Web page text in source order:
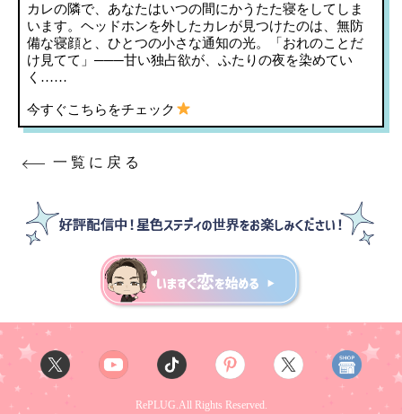
カレの隣で、あなたはいつの間にかうたた寝をしてしま
います。ヘッドホンを外したカレが見つけたのは、無防
備な寝顔と、ひとつの小さな通知の光。「おれのことだ
け見てて」───甘い独占欲が、ふたりの夜を染めてい
く……
今すぐこちらをチェック
一覧に戻る
RePLUG.All Rights Reserved.